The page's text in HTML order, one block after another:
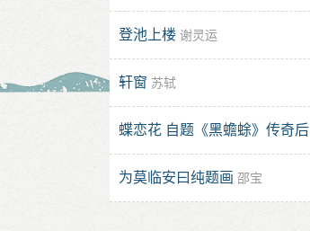
登池上楼 谢灵运
轩窗 苏轼
蝶恋花 自题《黑蟾蜍》传奇后
为莫临安曰纯题画 邵宝